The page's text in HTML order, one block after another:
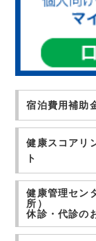
宿泊費用補助
健康スコアリ
ト
健康管理セン
所）
休診・代診の